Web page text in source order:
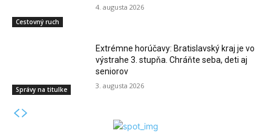
Cestovný ruch
4. augusta 2026
Správy na titulke
Extrémne horúčavy: Bratislavský kraj je vo
výstrahe 3. stupňa. Chráňte seba, deti aj
seniorov
3. augusta 2026